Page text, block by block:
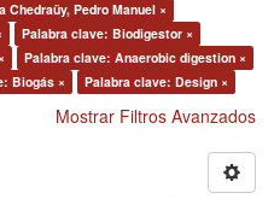
Chedraüy, Pedro Manuel ×
Palabra clave: Biodigestor ×
Palabra clave: Anaerobic digestion ×
Biogás × Palabra clave: Design ×
Mostrar Filtros Avanzados